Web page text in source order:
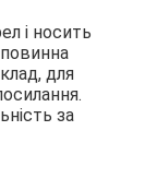
і носить
для
за